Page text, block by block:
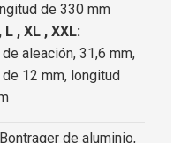
de 330 mm
, XL , XXL:
aleación, 31,6 mm,
12 mm, longitud
Bontrager de aluminio,